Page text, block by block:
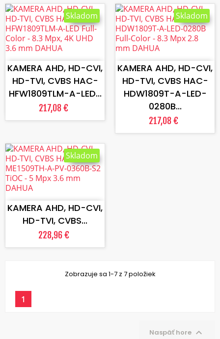
VLOŽIŤ DO KOŠÍKA
KAMERA AHD, HD-CVI,
HD-TVI, CVBS HAC-
HFW1809TLM-A-LED...
217,08 €
Skladom
VLOŽIŤ DO KOŠÍKA
KAMERA AHD, HD-CVI,
HD-TVI, CVBS HAC-
HDW1809T-A-LED-
0280B...
217,08 €
Skladom
VLOŽIŤ DO KOŠÍKA
KAMERA AHD, HD-CVI,
HD-TVI, CVBS...
228,96 €
Skladom
Zobrazuje sa 1-7 z 7 položiek
1
Naspäť hore 